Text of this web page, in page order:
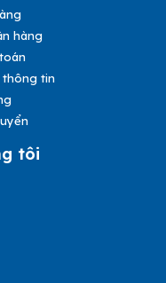
hàng
thông tin
tôi